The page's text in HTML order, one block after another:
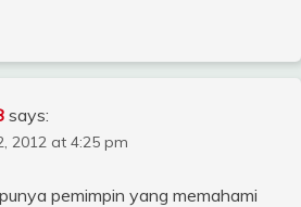
says:
2012 at 4:25 pm
pemimpin yang memahami